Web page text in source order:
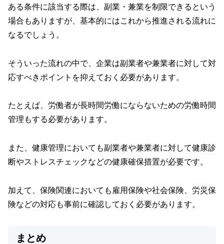
ある条件に該当する際は、副業・兼業を制限できるという
場合もありますが、基本的にはこれから推進される流れに
なるでしょう。
そういった流れの中で、企業は副業者や兼業者に対して対
応すべきポイントを抑えておく必要があります。
たとえば、労働者が長時間労働にならないための労働時間
管理もする必要があります。
また、健康管理においても副業者や兼業者に対して健康診
断やストレスチェックなどの健康確保措置が必要です。
加えて、保険関連においても雇用保険や社会保険、労災保
険などの対応も事前に確認しておく必要があります。
まとめ